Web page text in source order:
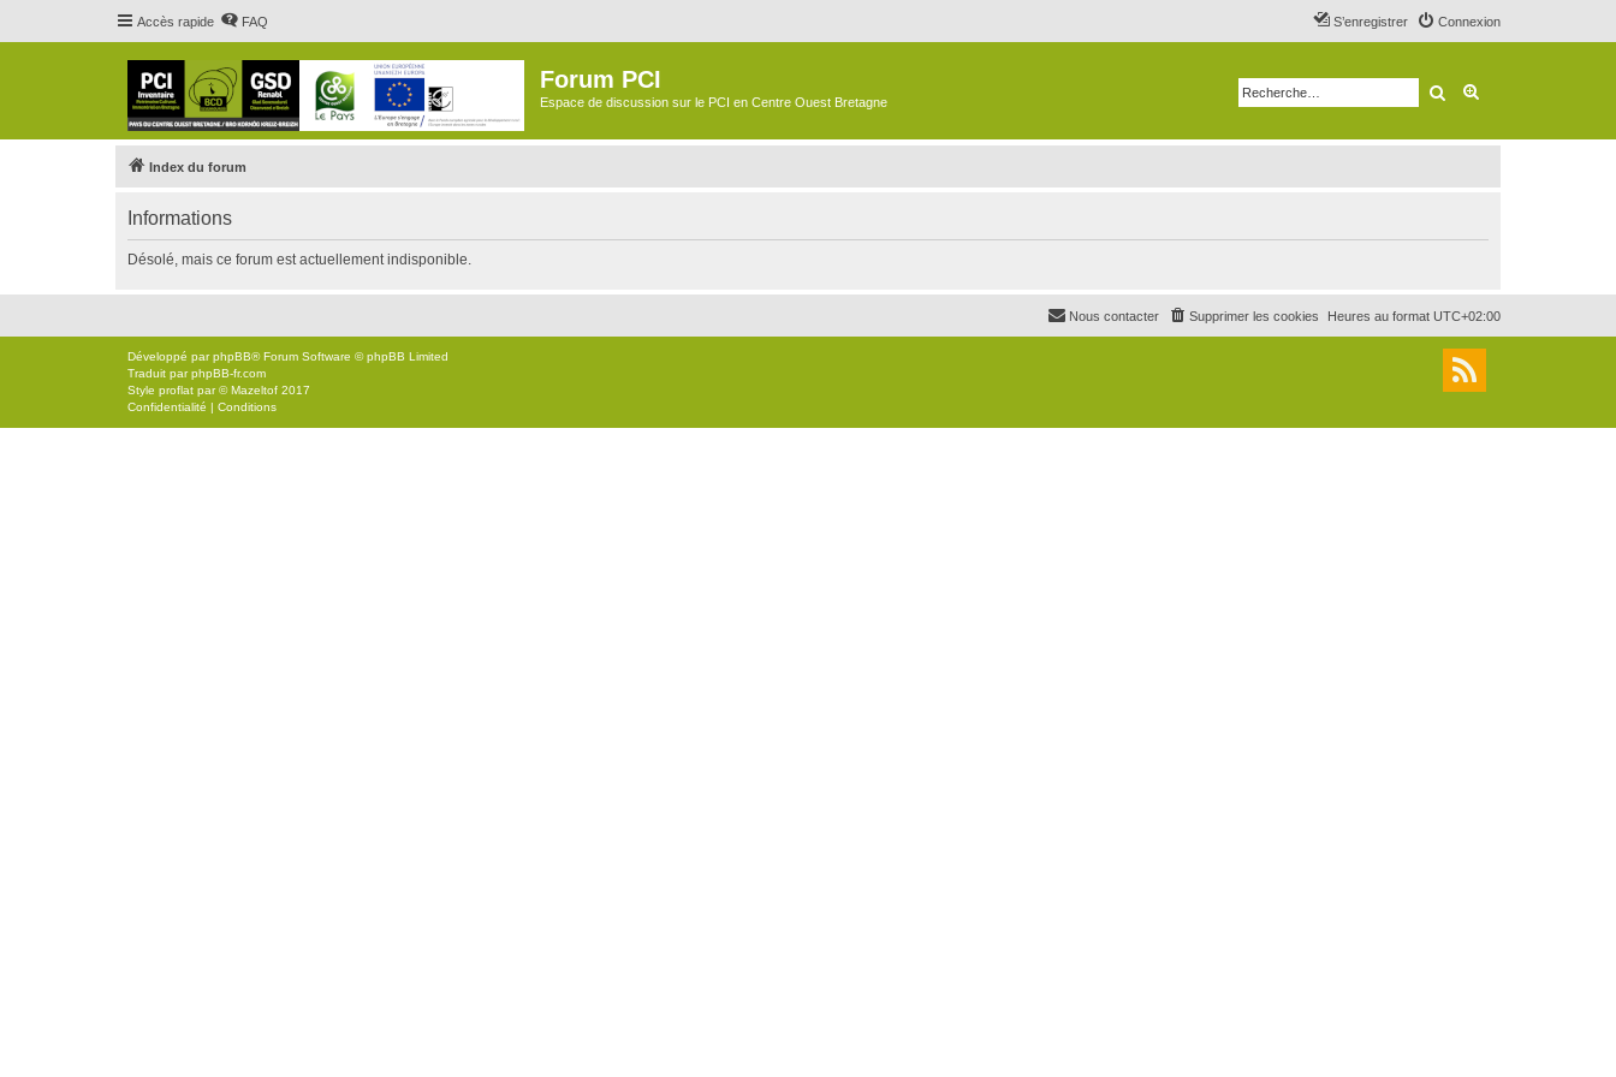
Accès rapide FAQ Connexion
S’enregistrer
Forum PCI
Espace de discussion sur le PCI en Centre Ouest Bretagne Rechercher
Index du forum
Informations
Désolé, mais ce forum est actuellement indisponible.
Heures au format UTC+02:00
Supprimer les cookies
Nous contacter
Développé parphpBB® Forum Software © phpBB Limited
Traduit parphpBB-fr.com
Style proflat par ©Mazeltof 2017
Confidentialité | Conditions